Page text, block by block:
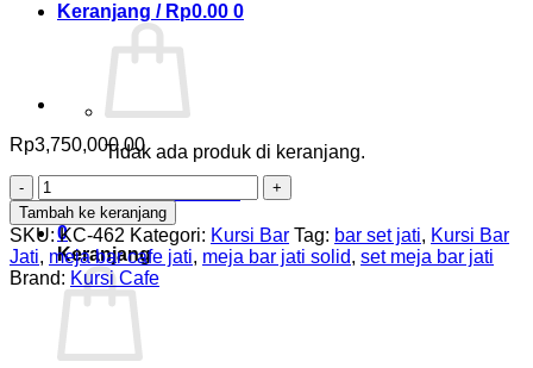
Keranjang / Rp0.00 0
Tidak ada produk di keranjang.
0
Keranjang
Rp3,750,000.00
Kuantitas
Meja
Bar
Jati
Solid
4
Kursi
Tinggi
Minimalis
Tambah ke keranjang
SKU:KC-462 Kategori: Kursi Bar Tag: bar set jati, Kursi Bar
Jati, meja bar cafe jati, meja bar jati solid, set meja bar jati
Brand: Kursi Cafe